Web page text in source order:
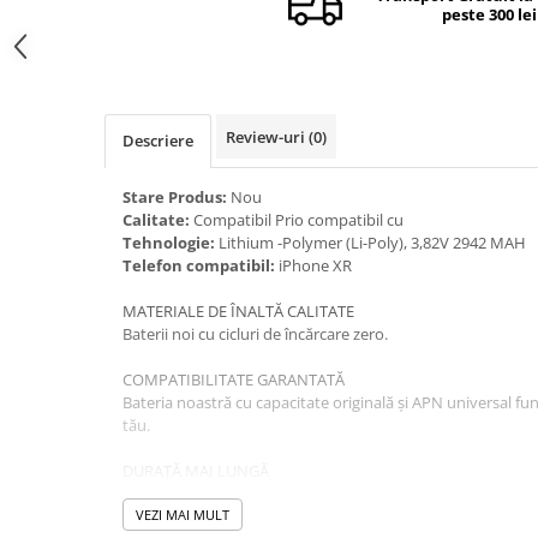
Carcase si capace
Suruburi si adezivi
Piese din dezmembrari (SWAP)
Scule Service GSM
peste 300 lei
Descriere Review-uri (0)
Stare Produs: Nou
Calitate: Compatibil Prio compatibil cu
Tehnologie: Lithium -Polymer (Li-Poly), 3,82V 2942 MAH
Telefon compatibil: iPhone XR
MATERIALE DE ÎNALTĂ CALITATE
Baterii noi cu cicluri de încărcare zero.
COMPATIBILITATE GARANTATĂ
Bateria noastră cu capacitate originală și APN universal
tău.
Înlocuirea vă oferă până la 800 de cicluri de încărcare noi.
VEZI MAI MULT